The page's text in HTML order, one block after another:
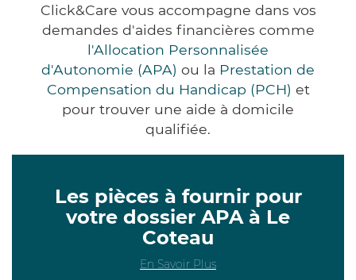
Click&Care vous accompagne dans vos
demandes d'aides financières comme
l'Allocation Personnalisée
d'Autonomie (APA) ou la Prestation de
Compensation du Handicap (PCH) et
pour trouver une aide à domicile
qualifiée.
Les pièces à fournir pour
votre dossier APA à Le
Coteau
En Savoir Plus